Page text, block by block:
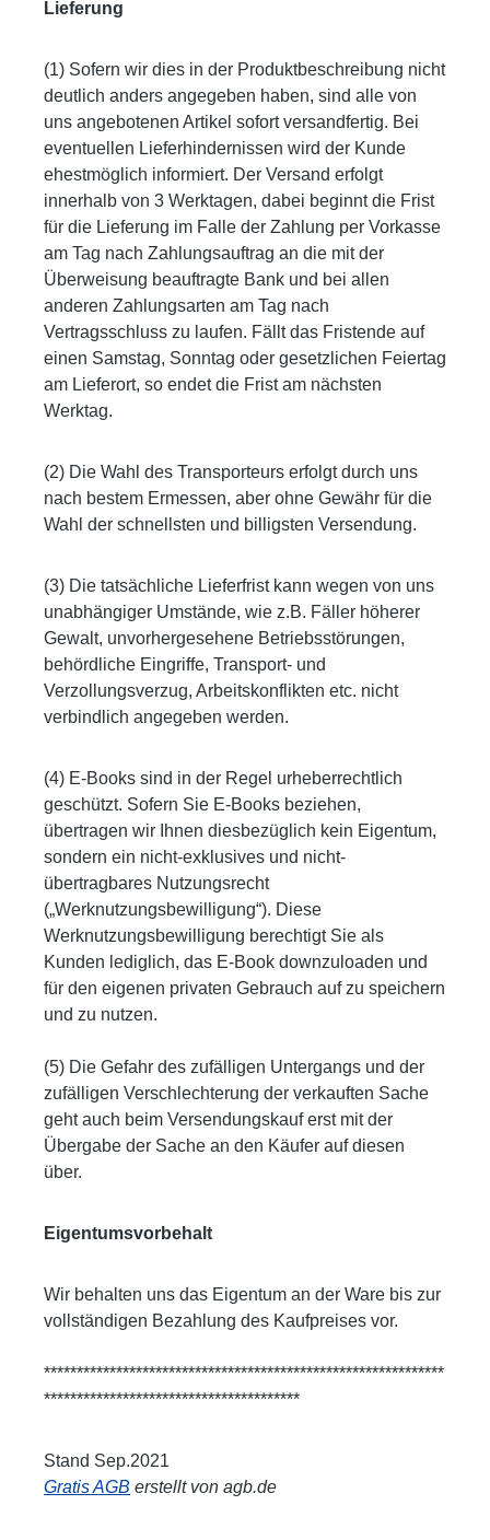
Lieferung
(1) Sofern wir dies in der Produktbeschreibung nicht
deutlich anders angegeben haben, sind alle von
uns angebotenen Artikel sofort versandfertig. Bei
eventuellen Lieferhindernissen wird der Kunde
ehestmöglich informiert. Der Versand erfolgt
innerhalb von 3 Werktagen, dabei beginnt die Frist
für die Lieferung im Falle der Zahlung per Vorkasse
am Tag nach Zahlungsauftrag an die mit der
Überweisung beauftragte Bank und bei allen
anderen Zahlungsarten am Tag nach
Vertragsschluss zu laufen. Fällt das Fristende auf
einen Samstag, Sonntag oder gesetzlichen Feiertag
am Lieferort, so endet die Frist am nächsten
Werktag.
(2) Die Wahl des Transporteurs erfolgt durch uns
nach bestem Ermessen, aber ohne Gewähr für die
Wahl der schnellsten und billigsten Versendung.
(3) Die tatsächliche Lieferfrist kann wegen von uns
unabhängiger Umstände, wie z.B. Fäller höherer
Gewalt, unvorhergesehene Betriebsstörungen,
behördliche Eingriffe, Transport- und
Verzollungsverzug, Arbeitskonflikten etc. nicht
verbindlich angegeben werden.
(4) E-Books sind in der Regel urheberrechtlich
geschützt. Sofern Sie E-Books beziehen,
übertragen wir Ihnen diesbezüglich kein Eigentum,
sondern ein nicht-exklusives und nicht-
übertragbares Nutzungsrecht
(„Werknutzungsbewilligung“). Diese
Werknutzungsbewilligung berechtigt Sie als
Kunden lediglich, das E-Book downzuloaden und
für den eigenen privaten Gebrauch auf zu speichern
und zu nutzen.
(5) Die Gefahr des zufälligen Untergangs und der
zufälligen Verschlechterung der verkauften Sache
geht auch beim Versendungskauf erst mit der
Übergabe der Sache an den Käufer auf diesen
über.
Eigentumsvorbehalt
Wir behalten uns das Eigentum an der Ware bis zur
vollständigen Bezahlung des Kaufpreises vor.
*************************************************************
***************************************
Stand Sep.2021
Gratis AGB erstellt von agb.de